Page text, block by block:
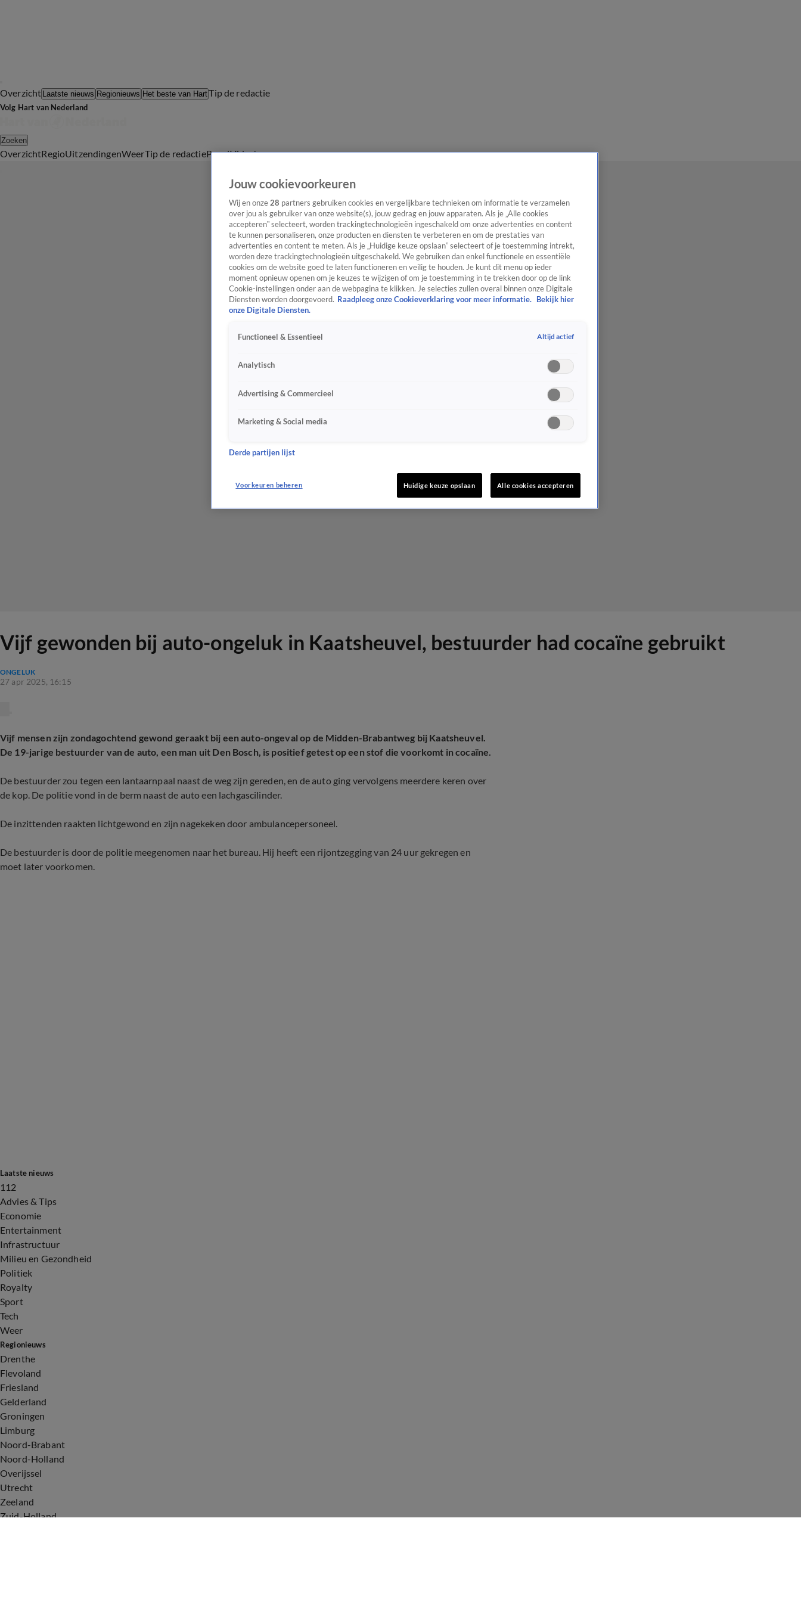
Overzicht Laatste nieuws Regionieuws Het beste van HartTip de redactie
Volg Hart van Nederland
Zoeken
OverzichtRegioUitzendingenWeerTip de redactiePanelVideo's
Vijf gewonden bij auto-ongeluk in Kaatsheuvel, bestuurder had cocaïne gebruikt
ONGELUK
27 apr 2025, 16:15
Vijf mensen zijn zondagochtend gewond geraakt bij een auto-ongeval op de Midden-Brabantweg bij Kaatsheuvel.
De 19-jarige bestuurder van de auto, een man uit Den Bosch, is positief getest op een stof die voorkomt in cocaïne.
De bestuurder zou tegen een lantaarnpaal naast de weg zijn gereden, en de auto ging vervolgens meerdere keren over
de kop. De politie vond in de berm naast de auto een lachgascilinder.
De inzittenden raakten lichtgewond en zijn nagekeken door ambulancepersoneel.
De bestuurder is door de politie meegenomen naar het bureau. Hij heeft een rijontzegging van 24 uur gekregen en
moet later voorkomen.
Laatste nieuws
112
Advies & Tips
Economie
Entertainment
Infrastructuur
Milieu en Gezondheid
Politiek
Royalty
Sport
Tech
Weer
Regionieuws
Drenthe
Flevoland
Friesland
Gelderland
Groningen
Limburg
Noord-Brabant
Noord-Holland
Overijssel
Utrecht
Zeeland
Zuid-Holland
Jouw cookievoorkeuren
Wij en onze 28 partners gebruiken cookies en vergelijkbare technieken om informatie te verzamelen
over jou als gebruiker van onze website(s), jouw gedrag en jouw apparaten. Als je „Alle cookies
accepteren” selecteert, worden trackingtechnologieën ingeschakeld om onze advertenties en content
te kunnen personaliseren, onze producten en diensten te verbeteren en om de prestaties van
advertenties en content te meten. Als je „Huidige keuze opslaan” selecteert of je toestemming intrekt,
worden deze trackingtechnologieën uitgeschakeld. We gebruiken dan enkel functionele en essentiële
cookies om de website goed te laten functioneren en veilig te houden. Je kunt dit menu op ieder
moment opnieuw openen om je keuzes te wijzigen of om je toestemming in te trekken door op de link
Cookie-instellingen onder aan de webpagina te klikken. Je selecties zullen overal binnen onze Digitale
Diensten worden doorgevoerd. Raadpleeg onze Cookieverklaring voor meer informatie. Bekijk hier
onze Digitale Diensten.
Functioneel & Essentieel Altijd actief
Analytisch
Advertising & Commercieel
Marketing & Social media
Derde partijen lijst
Voorkeuren beheren Huidige keuze opslaan Alle cookies accepteren